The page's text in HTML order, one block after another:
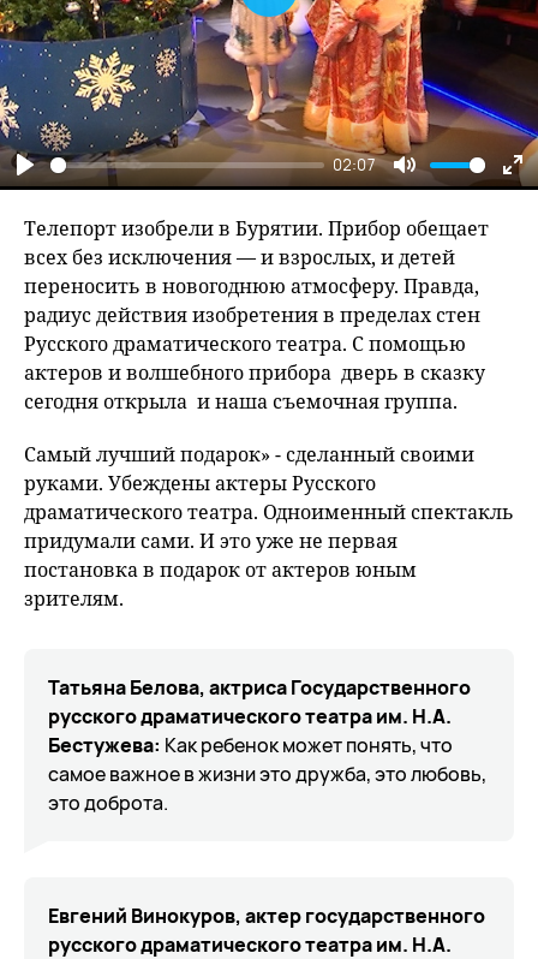
Play
02:07
Mute
Play
Телепорт изобрели в Бурятии. Прибор обещает
всех без исключения — и взрослых, и детей
переносить в новогоднюю атмосферу. Правда,
радиус действия изобретения в пределах стен
Русского драматического театра. С помощью
актеров и волшебного прибора дверь в сказку
сегодня открыла и наша съемочная группа.
Самый лучший подарок» - сделанный своими
руками. Убеждены актеры Русского
драматического театра. Одноименный спектакль
придумали сами. И это уже не первая
постановка в подарок от актеров юным
зрителям.
Татьяна Белова, актриса Государственного
русского драматического театра им. Н.А.
Бестужева: Как ребенок может понять, что
самое важное в жизни это дружба, это любовь,
это доброта.
Евгений Винокуров, актер государственного
русского драматического театра им. Н.А.